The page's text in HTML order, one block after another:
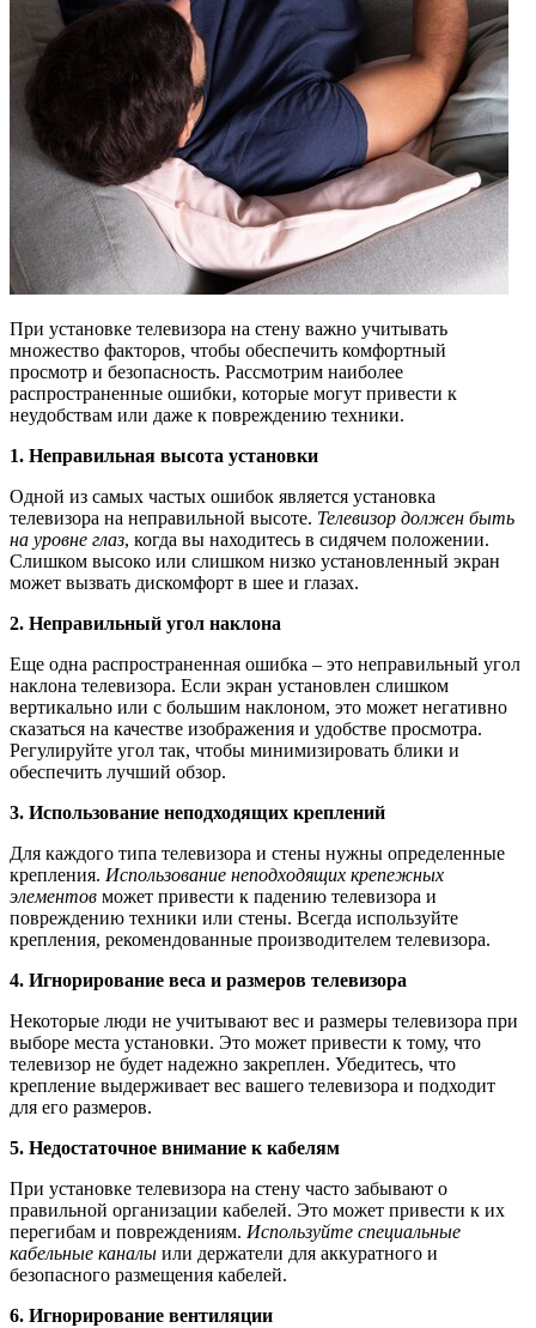
При установке телевизора на стену важно учитывать
множество факторов, чтобы обеспечить комфортный
просмотр и безопасность. Рассмотрим наиболее
распространенные ошибки, которые могут привести к
неудобствам или даже к повреждению техники.
1. Неправильная высота установки
Одной из самых частых ошибок является установка
телевизора на неправильной высоте. Телевизор должен быть
на уровне глаз, когда вы находитесь в сидячем положении.
Слишком высоко или слишком низко установленный экран
может вызвать дискомфорт в шее и глазах.
2. Неправильный угол наклона
Еще одна распространенная ошибка – это неправильный угол
наклона телевизора. Если экран установлен слишком
вертикально или с большим наклоном, это может негативно
сказаться на качестве изображения и удобстве просмотра.
Регулируйте угол так, чтобы минимизировать блики и
обеспечить лучший обзор.
3. Использование неподходящих креплений
Для каждого типа телевизора и стены нужны определенные
крепления. Использование неподходящих крепежных
элементов может привести к падению телевизора и
повреждению техники или стены. Всегда используйте
крепления, рекомендованные производителем телевизора.
4. Игнорирование веса и размеров телевизора
Некоторые люди не учитывают вес и размеры телевизора при
выборе места установки. Это может привести к тому, что
телевизор не будет надежно закреплен. Убедитесь, что
крепление выдерживает вес вашего телевизора и подходит
для его размеров.
5. Недостаточное внимание к кабелям
При установке телевизора на стену часто забывают о
правильной организации кабелей. Это может привести к их
перегибам и повреждениям. Используйте специальные
кабельные каналы или держатели для аккуратного и
безопасного размещения кабелей.
6. Игнорирование вентиляции